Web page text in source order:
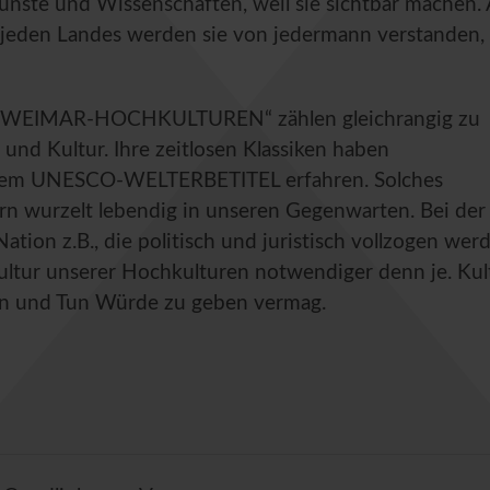
und Wissenschaften, weil sie sichtbar machen.
Landes werden sie von jedermann verstanden,
HOCHKULTUREN“ zählen gleichrangig zu
Kultur. Ihre zeitlosen Klassiken haben
UNESCO-WELTERBETITEL erfahren. Solches
wurzelt lebendig in unseren Gegenwarten. Bei der
z.B., die politisch und juristisch vollzogen
unserer Hochkulturen notwendiger denn je.
und Tun Würde zu geben vermag.
unsere Menschen nachkriegsbedingten Volkssolidarität-